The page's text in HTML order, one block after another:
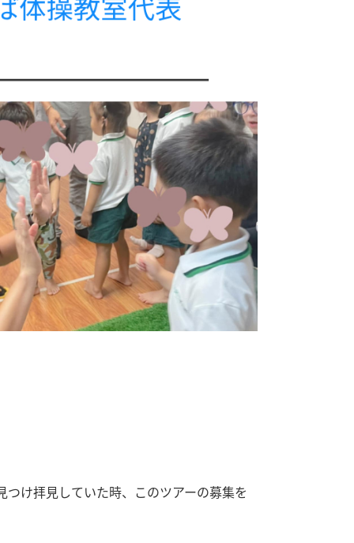
け拝見していた時、このツアーの募集を